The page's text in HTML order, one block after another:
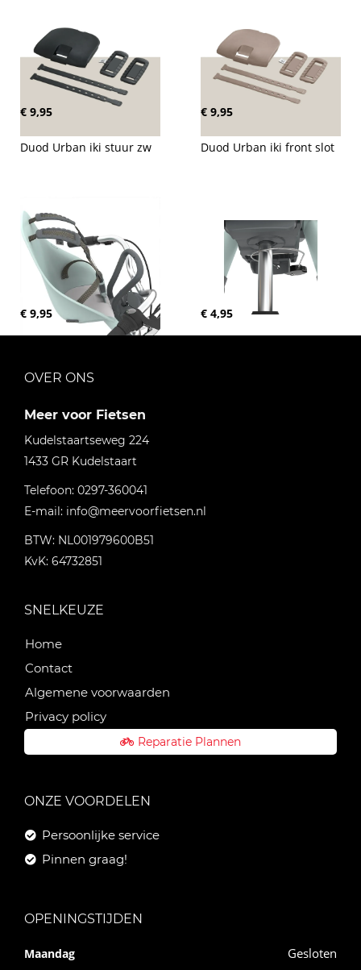
€ 9,95 € 9,95
Duod Urban iki stuur zw
€ 9,95
Duod Urban iki front slot
€ 4,95
OVER ONS
Meer voor Fietsen
Kudelstaartseweg 224
1433 GR Kudelstaart
Telefoon: 0297-360041
E-mail: info@meervoorfietsen.nl
BTW: NL001979600B51
KvK: 64732851
SNELKEUZE
Home
Contact
Algemene voorwaarden
Privacy policy
Reparatie Plannen
ONZE VOORDELEN
Persoonlijke service
Pinnen graag!
OPENINGSTIJDEN
Maandag Gesloten